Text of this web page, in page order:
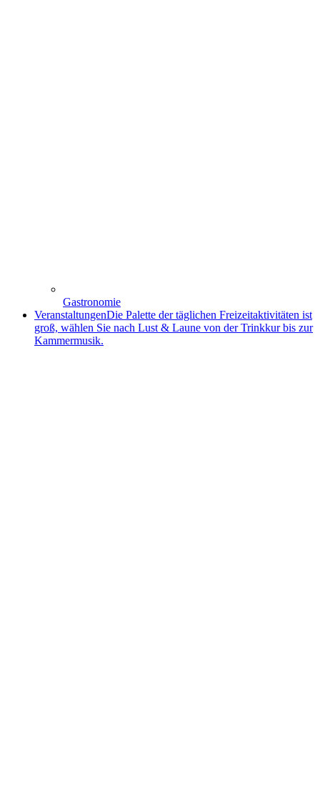
Gastronomie
VeranstaltungenDie Palette der täglichen Freizeitaktivitäten ist
groß, wählen Sie nach Lust & Laune von der Trinkkur bis zur
Kammermusik.